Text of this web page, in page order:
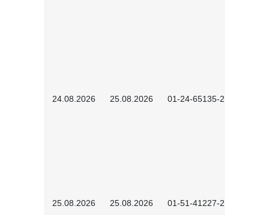
24.08.2026 25.08.2026 01-24-65135-2601
25.08.2026 25.08.2026 01-51-41227-2601